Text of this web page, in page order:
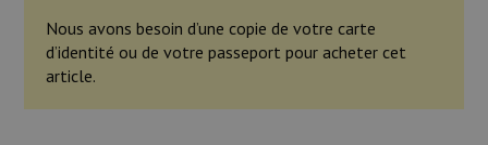
Nous avons besoin d’une copie de votre carte
d’identité ou de votre passeport pour acheter cet
article.